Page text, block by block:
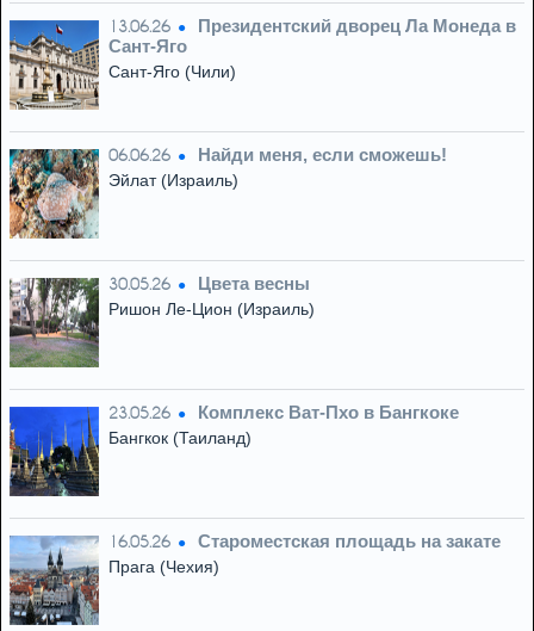
13.06.26
Президентский дворец Ла Монеда в
Сант-Яго
Сант-Яго (Чили)
06.06.26 Найди меня, если сможешь!
Эйлат (Израиль)
30.05.26 Цвета весны
Ришон Ле-Цион (Израиль)
23.05.26 Комплекс Ват-Пхо в Бангкоке
Бангкок (Таиланд)
16.05.26 Староместская площадь на закате
Прага (Чехия)